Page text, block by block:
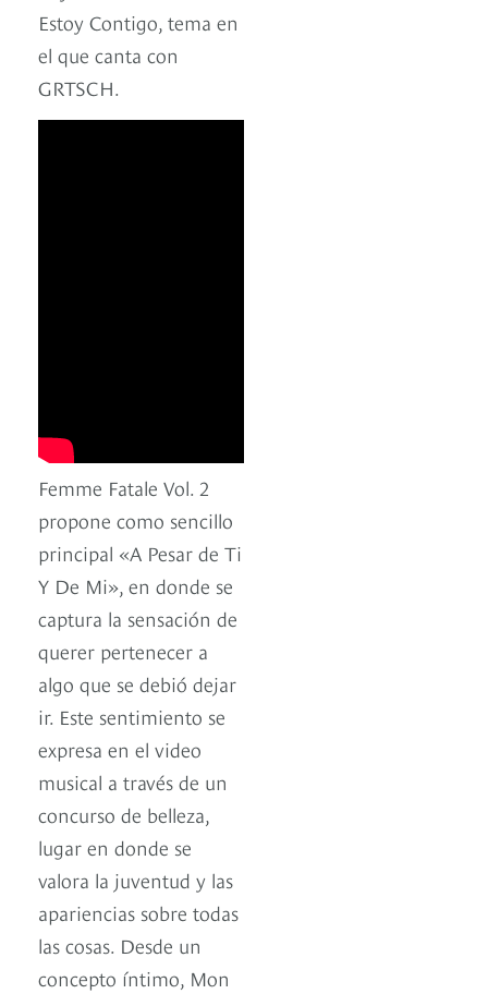
Estoy Contigo, tema en
el que canta con
GRTSCH.
Femme Fatale Vol. 2
propone como sencillo
principal «A Pesar de Ti
Y De Mi», en donde se
captura la sensación de
querer pertenecer a
algo que se debió dejar
ir. Este sentimiento se
expresa en el video
musical a través de un
concurso de belleza,
lugar en donde se
valora la juventud y las
apariencias sobre todas
las cosas. Desde un
concepto íntimo, Mon